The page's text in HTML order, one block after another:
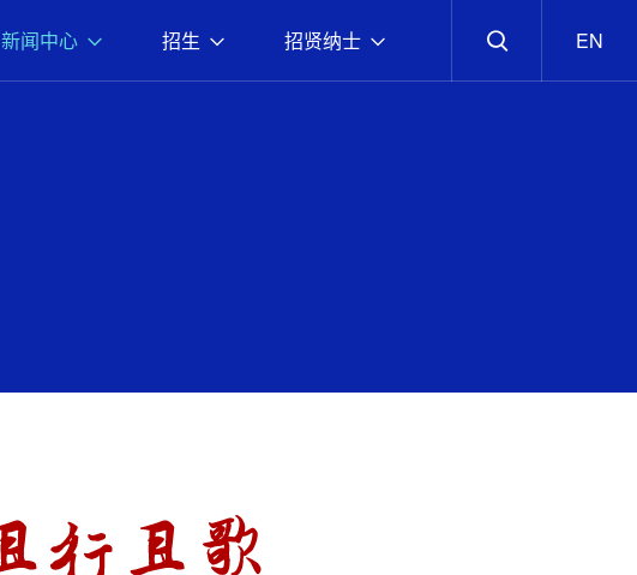
新闻中心 招生 招贤纳士 EN